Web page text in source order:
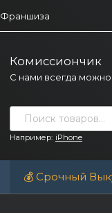
Франшиза
Комиссиончик
С нами всегда
Например: iPhone
💰 Срочный